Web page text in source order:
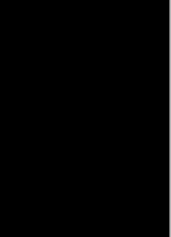
en Canadá y EE.UU..
esta película tiene
sonora para esta
encuentra a cargo de
por).